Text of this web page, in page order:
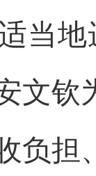
当
文钦
负担